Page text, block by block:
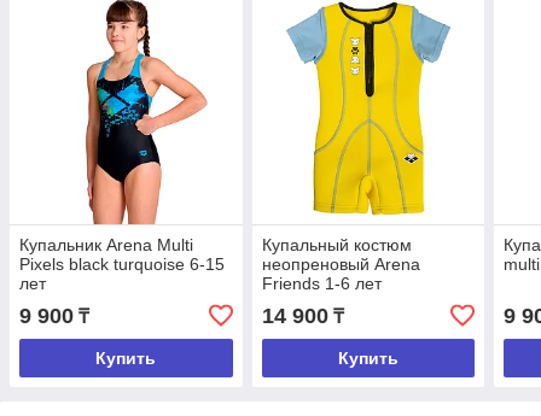
Купальник Arena Multi
Pixels black turquoise 6-15
лет
9 900 ₸
Купить
Купальный костюм
неопреновый Arena
Friends 1-6 лет
14 900₸
Купить
9